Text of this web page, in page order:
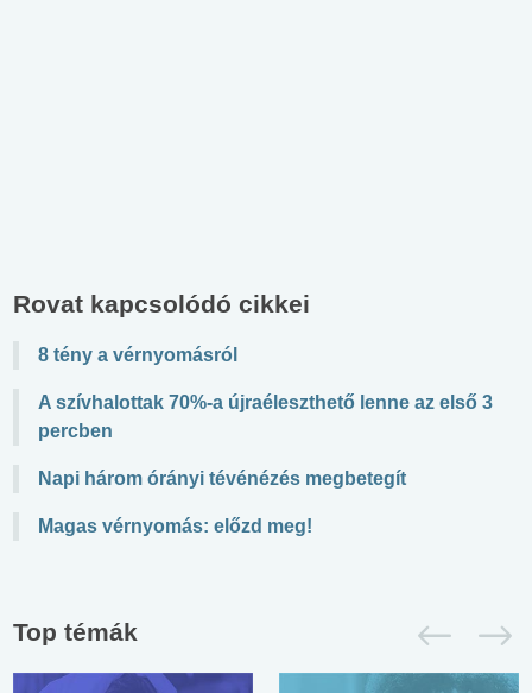
Rovat kapcsolódó cikkei
8 tény a vérnyomásról
A szívhalottak 70%-a újraéleszthető lenne az első 3
percben
Napi három órányi tévénézés megbetegít
Magas vérnyomás: előzd meg!
Top témák